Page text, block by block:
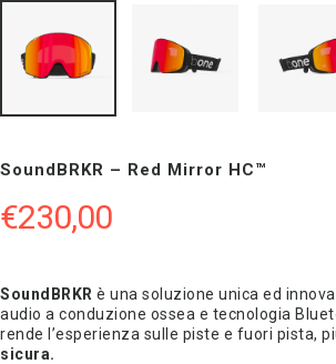
SoundBRKR – Red Mirror HC™
€230,00
SoundBRKR è una soluzione unica ed
audio a conduzione ossea e tecnologia
rende l’esperienza sulle piste e fuori pista,
sicura.